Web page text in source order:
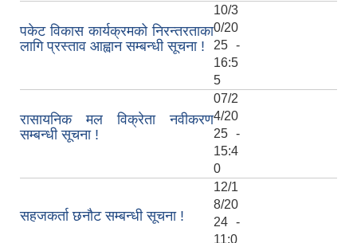
पकेट विकास कार्यक्रमको निरन्तरताका
लागि प्रस्ताव आह्वान सम्बन्धी सूचना !
10/3
0/20
25 -
16:5
5
रासायनिक मल विक्रेता नवीकरण
सम्बन्धी सूचना !
07/2
4/20
25 -
15:4
0
सहजकर्ता छनौट सम्बन्धी सूचना !
12/1
8/20
24 -
11:0